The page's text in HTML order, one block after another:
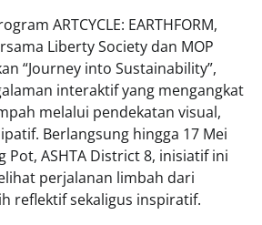
ARTCYCLE: EARTHFORM,
Liberty Society dan MOP
“Journey into Sustainability”,
interaktif yang mengangkat
melalui pendekatan visual,
Berlangsung hingga 17 Mei
Pot, ASHTA District 8, inisiatif ini
perjalanan limbah dari
reflektif sekaligus inspiratif.